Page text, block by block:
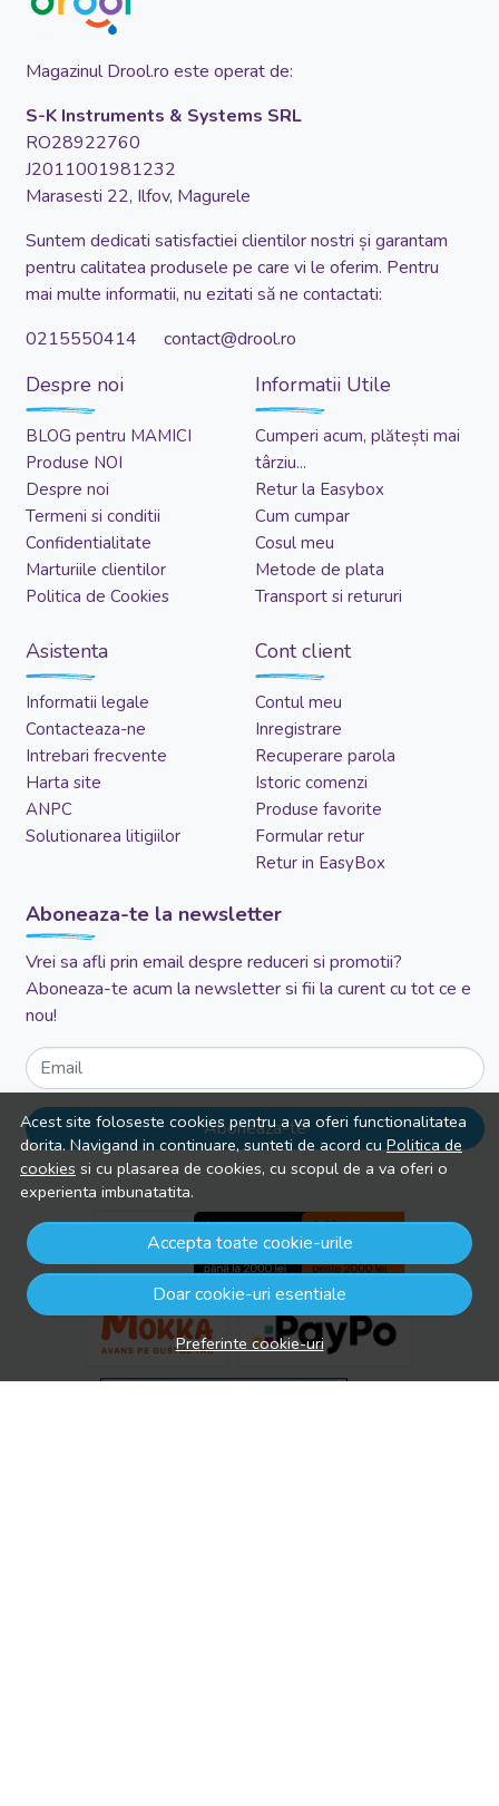
Acest site foloseste cookies pentru a va oferi functionalitatea
dorita. Navigand in continuare, sunteti de acord cuPolitica de
cookies si cu plasarea de cookies, cu scopul de a va oferi o
experienta imbunatatita.
Accepta toate cookie-urile
Doar cookie-uri esentiale
Preferinte cookie-uri
Magazinul Drool.ro este operat de:
S-K Instruments & Systems SRL
RO28922760
J2011001981232
Marasesti 22, Ilfov, Magurele
Suntem dedicati satisfactiei clientilor nostri și garantam
pentru calitatea produsele pe care vi le oferim. Pentru
mai multe informatii, nu ezitati să ne contactati:
0215550414 contact@drool.ro
Despre noi
BLOG pentru MAMICI
Produse NOI
Despre noi
Termeni si conditii
Confidentialitate
Marturiile clientilor
Politica de Cookies
Informatii Utile
Cumperi acum, plătești mai
târziu...
Retur la Easybox
Cum cumpar
Cosul meu
Metode de plata
Transport si retururi
Asistenta
Informatii legale
Contacteaza-ne
Intrebari frecvente
Harta site
ANPC
Solutionarea litigiilor
Cont client
Contul meu
Inregistrare
Recuperare parola
Istoric comenzi
Produse favorite
Formular retur
Retur in EasyBox
Aboneaza-te la newsletter
Vrei sa afli prin email despre reduceri si promotii?
Aboneaza-te acum la newsletter si fii la curent cu tot ce e
nou!
Email
Aboneaza-te